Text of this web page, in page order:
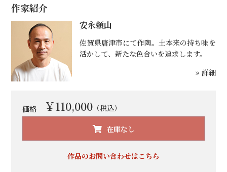
作家紹介
安永頼山
佐賀県唐津市にて作陶。土本来の持ち味を
活かして、新たな色合いを追求します。
» 詳細
価格 ￥110,000 （税込）
在庫なし
お買い物を続ける
カートへ進む
作品のお問い合わせはこちら